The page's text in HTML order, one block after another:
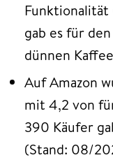
gab es für
dünnen
Auf Amazon
mit 4,2 von
390 Käufer
(Stand: 08/